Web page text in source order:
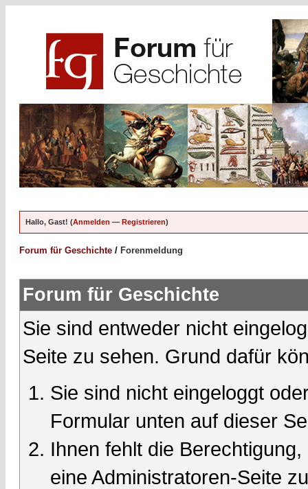
Hallo, Gast! (Anmelden — Registrieren)
Forum für Geschichte / Forenmeldung
Forum für Geschichte
Sie sind entweder nicht
Seite zu sehen. Grund dafür
Sie sind nicht eingeloggt
Formular unten auf dieser
Ihnen fehlt die
eine Administratoren-Seite